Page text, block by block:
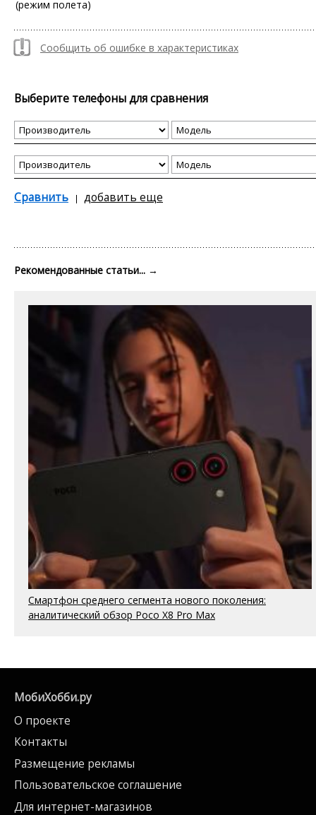
(режим полета)
Сообщить об ошибке в характеристиках
Выберите телефоны для сравнения
Сравнить добавить еще
Рекомендованные статьи... →
Смартфон среднего сегмента нового поколения:
аналитический обзор Poco X8 Pro Max
МобиХобби.ру
О проекте
Контакты
Размещение рекламы
Пользовательское соглашение
Для интернет-магазинов